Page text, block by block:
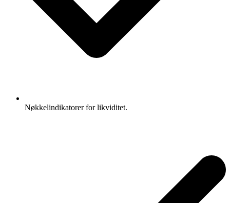
Nøkkelindikatorer for likviditet.